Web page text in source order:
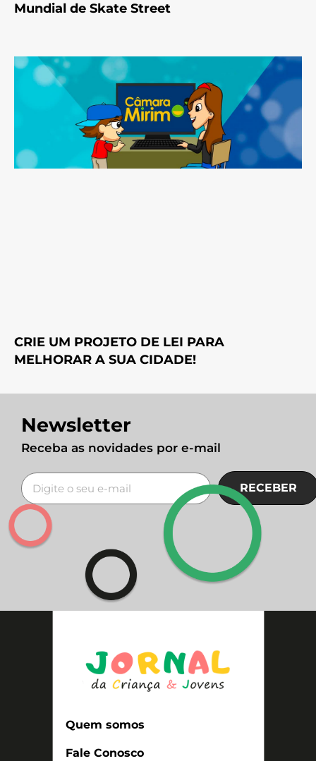
Mundial de Skate Street
CRIE UM PROJETO DE LEI PARA
MELHORAR A SUA CIDADE!
Newsletter
Receba as novidades por e-mail
RECEBER
Quem somos
Fale Conosco